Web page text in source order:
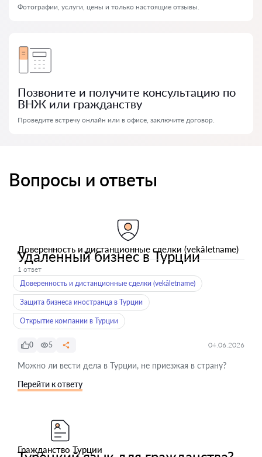
Фотографии, услуги, цены и только настоящие отзывы.
Позвоните и получите консультацию по
ВНЖ или гражданству
Проведите встречу онлайн или в офисе, заключите договор.
Вопросы и ответы
Доверенность и дистанционные сделки (vekâletname)
Удаленный бизнес в Турции
1 ответ
Доверенность и дистанционные сделки (vekâletname)
Защита бизнеса иностранца в Турции
Открытие компании в Турции
0 5 04.06.2026
Можно ли вести дела в Турции, не приезжая в страну?
Перейти к ответу
Гражданство Турции